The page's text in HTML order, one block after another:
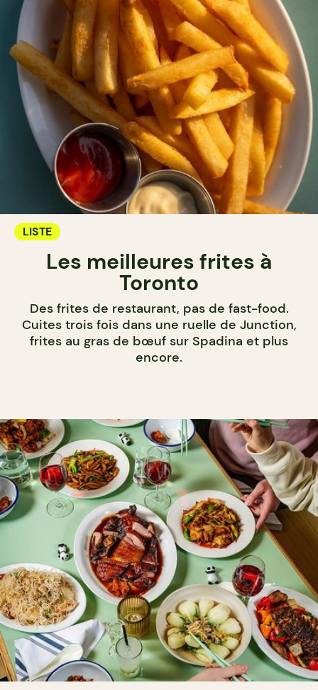
LISTE
Les meilleures frites à
Toronto
Des frites de restaurant, pas de fast-food.
Cuites trois fois dans une ruelle de Junction,
frites au gras de bœuf sur Spadina et plus
encore.